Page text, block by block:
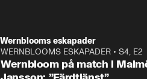
Wernblooms eskapader
WERNBLOOMS ESKAPADER • S4, E2
Wernbloom på match i